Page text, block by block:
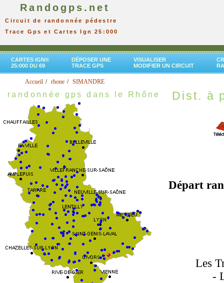
Randogps.net
Circuit de randonnée pédestre
Trace Gps et Cartes Ign 25:000
CARTES IGN®
25:000 DU 69
DÉPOSER UNE
TRACE GPS
VISUALISER
MODIFIER UN CIRCUIT
Accueil rhone SIMANDRE
randonnée gps dans le Rhône Dist. à
Départ
Les
-